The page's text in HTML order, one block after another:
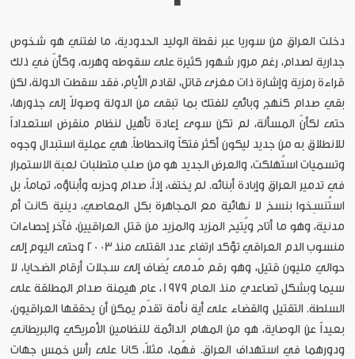
■
دخلت العراق من سوريا عبر نقطة الوليد الحدودية، ما لفتني هو شخوص
جدارية لصدام، رغم مرور شهور كثيرة على سقوطه وهربه، وكأنّ في ذلك
قراءة رمزية وإشارة ذات مغزى قاتل، لقادم الأيام، فقد سقطت الدولة، لكن
بقي صدام كنهج وبائي للفتك بما تبقى من الدولة وصولاً إلى جذورها،
حتى لكأنّ المسألة، لم تكن سوى إعادة تأهيل لنظام منقرض استعداداً
للانطلاق به من جديد ليكون أكثر فتكاً وانحطاطاً. هي عملية استبدال وجوه
وتسميات استُهلكت، والعرض الجديد هو من صلب متطلبات لعبة الاستمرار
في تدمير العراق وإبادة أبنائه. لم يختف، إذاً، صدام وحزبه وأبناؤه، تماماً، بل
استُنسِخوا بنسخ لا نهائية مع المجاهرة بكل المعاصي، دينية كانت أم
مدنية، وهو ما أتاح ويُتيح المزيد والمزيد من قتل العراقيين، فآخر إحصاءات
منسوب الدم العراقي تؤكد ارتفاع عدد القتلى منذ 2003 وحتى اليوم إلى
حوالي مليون قتيل، وهو رقم مُدمى يُضاف إلى سجلات أرقام الضحايا، لا
سيما وبشكل تصاعدي منذ العام 1979، عام هيمنة صدام المطلقة على
السلطة. التقتيل والقضاء على أية نأمة تقدّم يمكن أن يحققها العراقيون،
بعيداً عن الوصاية، هو من المهام الدائمة للنظامين الأمريكي والبريطاني
ودورهما في استهداف العراق. فهُما، مثلاً، كانا على رأس خمس جهات